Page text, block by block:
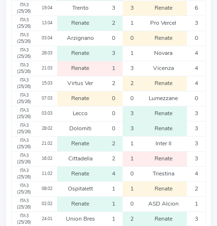
ITA3
(25/26)
19.04 Trento 3 3 Renate 6
ITA3
(25/26)
13.04 Renate 2 1 Pro Vercel 3
ITA3
(25/26)
03.04 Arzignano 0 0 Renate 0
ITA3
(25/26)
28.03 Renate 3 1 Novara 4
ITA3
(25/26)
21.03 Renate 1 3 Vicenza 4
ITA3
(25/26)
15.03 Virtus Ver 2 2 Renate 4
ITA3
(25/26)
07.03 Renate 0 0 Lumezzane 0
ITA3
(25/26)
03.03 Lecco 0 3 Renate 3
ITA3
(25/26)
28.02 Dolomiti 0 3 Renate 3
ITA3
(25/26)
21.02 Renate 2 1 Inter II 3
ITA3
(25/26)
16.02 Cittadella 2 1 Renate 3
ITA3
(25/26)
11.02 Renate 4 0 Triestina 4
ITA3
(25/26)
08.02 Ospitalett 1 1 Renate 2
ITA3
(25/26)
02.02 Renate 1 0 ASD Alcion 1
ITA3
(25/26)
24.01 Union Bres 1 2 Renate 3